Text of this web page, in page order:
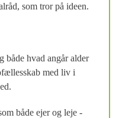
som tror på ideen.
både hvad angår alder
med liv i
både ejer og leje -